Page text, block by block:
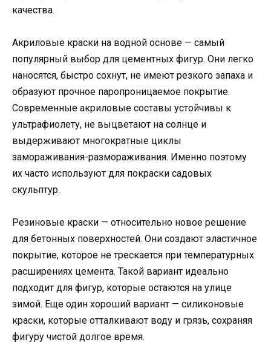
качества.
Акриловые краски на водной основе — самый
популярный выбор для цементных фигур. Они легко
наносятся, быстро сохнут, не имеют резкого запаха и
образуют прочное паропроницаемое покрытие.
Современные акриловые составы устойчивы к
ультрафиолету, не выцветают на солнце и
выдерживают многократные циклы
замораживания-размораживания. Именно поэтому
их часто используют для покраски садовых
скульптур.
Резиновые краски — относительно новое решение
для бетонных поверхностей. Они создают эластичное
покрытие, которое не трескается при температурных
расширениях цемента. Такой вариант идеально
подходит для фигур, которые остаются на улице
зимой. Еще один хороший вариант — силиконовые
краски, которые отталкивают воду и грязь, сохраняя
фигуру чистой долгое время.